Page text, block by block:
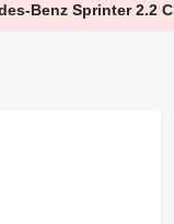
Benz Sprinter 2.2